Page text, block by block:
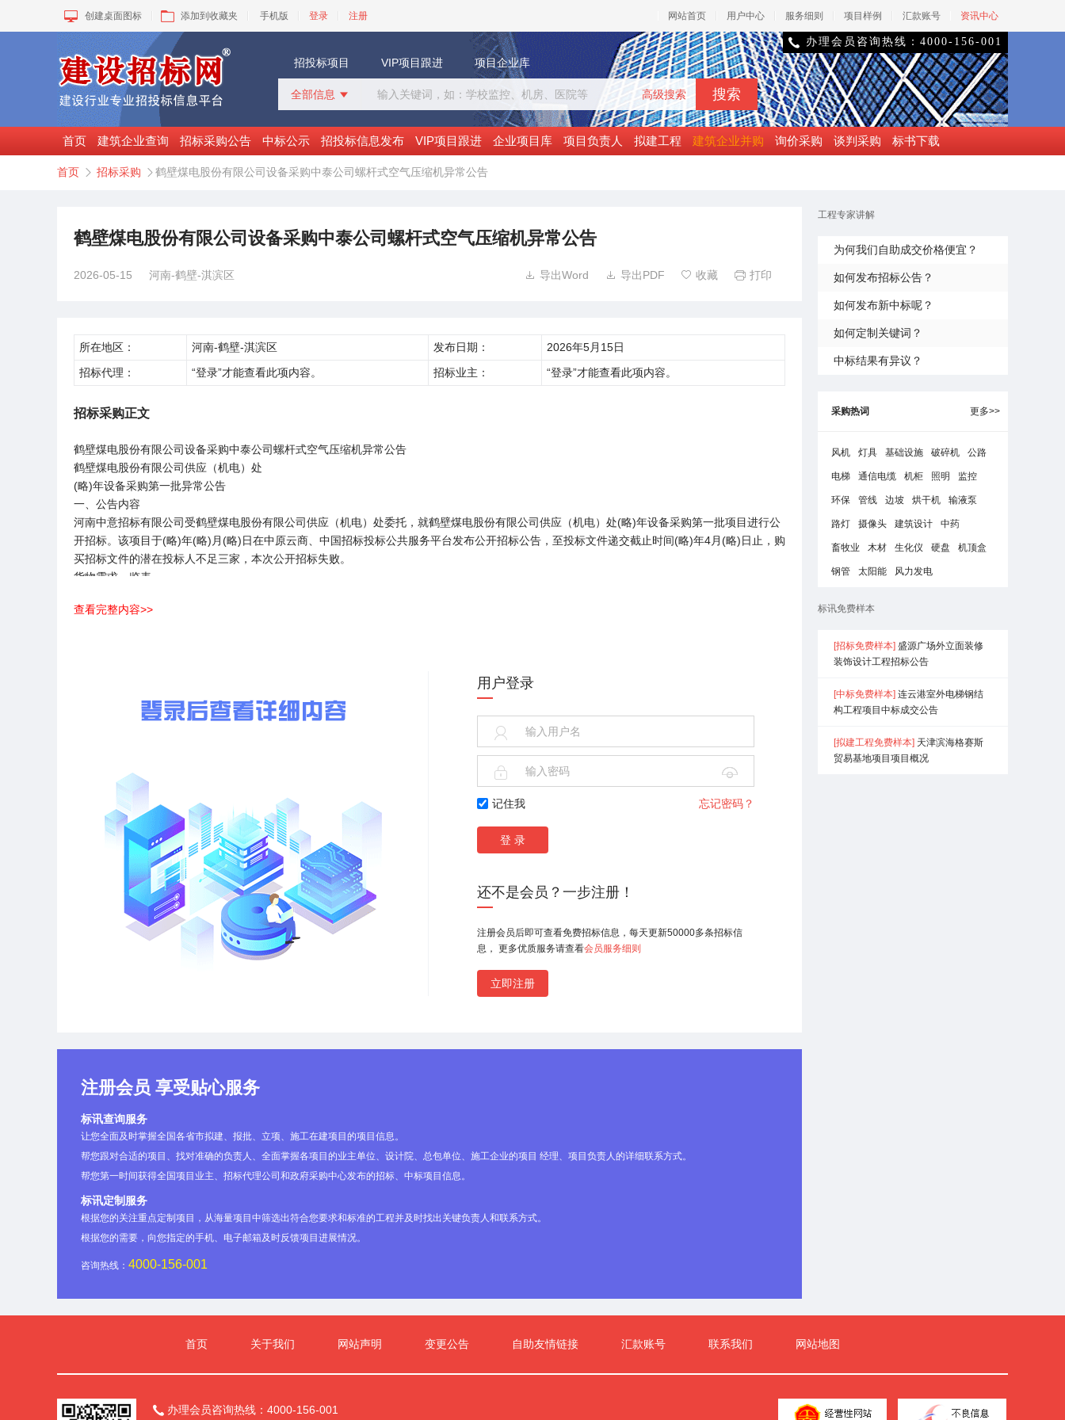
创建桌面图标 添加到收藏夹 手机版 登录 注册 网站首页 用户中心 服务细则 项目样例 汇款账号 资讯中心
招投标项目 VIP项目跟进 项目企业库
全部信息 
招标采购
中标公示
变更公告
VIP项目
询价采购
高级搜索
 办理会员咨询热线：4000-156-001
首页 建筑企业查询 招标采购公告 中标公示 招投标信息发布 VIP项目跟进 企业项目库 项目负责人 拟建工程 建筑企业并购 询价采购 谈判采购 标书下载
首页  招标采购  鹤壁煤电股份有限公司设备采购中泰公司螺杆式空气压缩机异常公告
鹤壁煤电股份有限公司设备采购中泰公司螺杆式空气压缩机异常公告
2026-05-15 河南-鹤壁-淇滨区  导出Word  导出PDF  收藏  打印
所在地区： 河南-鹤壁-淇滨区 发布日期：
2026年5月15日
招标代理：
“登录”才能查看此项内容。 招标业主： “登录”才能查看此项内容。
招标采购正文
鹤壁煤电股份有限公司设备采购中泰公司螺杆式空气压缩机异常公告
鹤壁煤电股份有限公司供应（机电）处
(略)年设备采购第一批异常公告
一、公告内容
河南中意招标有限公司受鹤壁煤电股份有限公司供应（机电）处委托，就鹤壁煤电股份有限公司供应（机电）处(略)年设备采购第一批项目进行公
开招标。该项目于(略)年(略)月(略)日在中原云商、中国招标投标公共服务平台发布公开招标公告，至投标文件递交截止时间(略)年4月(略)日止，购
买招标文件的潜在投标人不足三家，本次公开招标失败。
货物需求一览表
标包
合同签订
备注：(略)
本招标项目的监督部门为鹤壁煤业（集团）有限责任公司招投标监督组
监督电话：(略)
三、联系方式
招标人：(略)
联系人：(略)
招标代理机构：(略)
联系人：(略)
查看完整内容>>
用户登录

 
记住我 忘记密码？
还不是会员？一步注册！
注册会员后即可查看免费招标信息，每天更新50000多条招标信
息， 更多优质服务请查看会员服务细则
立即注册
注册会员 享受贴心服务
标讯查询服务
让您全面及时掌握全国各省市拟建、报批、立项、施工在建项目的项目信息。
帮您跟对合适的项目、找对准确的负责人、全面掌握各项目的业主单位、设计院、总包单位、施工企业的项目 经理、项目负责人的详细联系方式。
帮您第一时间获得全国项目业主、招标代理公司和政府采购中心发布的招标、中标项目信息。
标讯定制服务
根据您的关注重点定制项目，从海量项目中筛选出符合您要求和标准的工程并及时找出关键负责人和联系方式。
根据您的需要，向您指定的手机、电子邮箱及时反馈项目进展情况。
咨询热线： 4000-156-001
工程专家讲解
为何我们自助成交价格便宜？
如何发布招标公告？
如何发布新中标呢？
如何定制关键词？
中标结果有异议？
采购热词 更多>>
风机 灯具 基础设施 破碎机 公路
电梯 通信电缆 机柜 照明 监控
环保 管线 边坡 烘干机 输液泵
路灯 摄像头 建筑设计 中药
畜牧业 木材 生化仪 硬盘 机顶盒
钢管 太阳能 风力发电
标讯免费样本
[招标免费样本] 盛源广场外立面装修
装饰设计工程招标公告
[中标免费样本] 连云港室外电梯钢结
构工程项目中标成交公告
[拟建工程免费样本] 天津滨海格赛斯
贸易基地项目项目概况
首页 关于我们 网站声明 变更公告 自助友情链接 汇款账号 联系我们 网站地图
 办理会员咨询热线：4000-156-001